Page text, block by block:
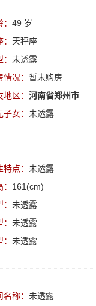
49 岁
天秤座
未透露
况： 暂未购房
地区： 河南省郑州市
女： 未透露
点： 未透露
161(cm)
未透露
未透露
未透露
名称： 未透露